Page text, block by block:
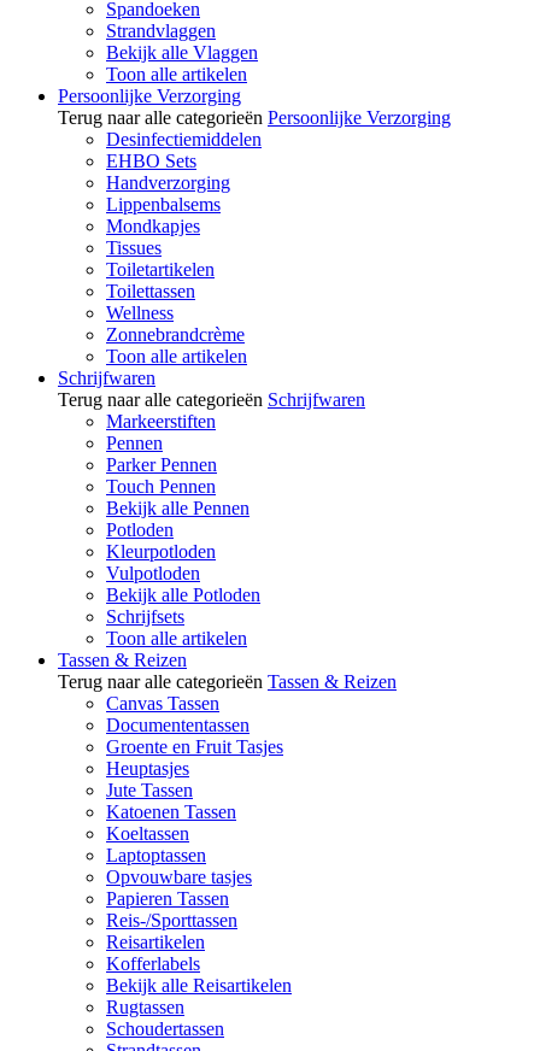
Spandoeken
Strandvlaggen
Bekijk alle Vlaggen
Toon alle artikelen
Persoonlijke Verzorging
Terug naar alle categorieën Persoonlijke Verzorging
Desinfectiemiddelen
EHBO Sets
Handverzorging
Lippenbalsems
Mondkapjes
Tissues
Toiletartikelen
Toilettassen
Wellness
Zonnebrandcrème
Toon alle artikelen
Schrijfwaren
Terug naar alle categorieën Schrijfwaren
Markeerstiften
Pennen
Parker Pennen
Touch Pennen
Bekijk alle Pennen
Potloden
Kleurpotloden
Vulpotloden
Bekijk alle Potloden
Schrijfsets
Toon alle artikelen
Tassen & Reizen
Terug naar alle categorieën Tassen & Reizen
Canvas Tassen
Documententassen
Groente en Fruit Tasjes
Heuptasjes
Jute Tassen
Katoenen Tassen
Koeltassen
Laptoptassen
Opvouwbare tasjes
Papieren Tassen
Reis-/Sporttassen
Reisartikelen
Kofferlabels
Bekijk alle Reisartikelen
Rugtassen
Schoudertassen